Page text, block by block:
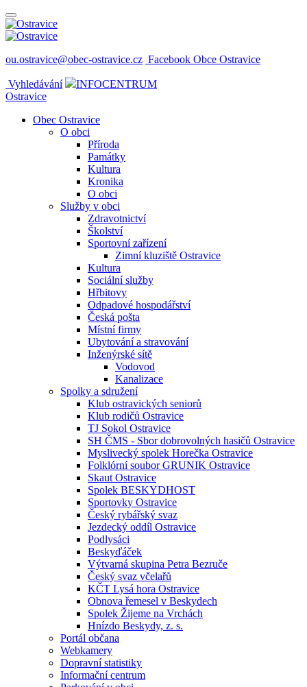
ou.ostravice@obec-ostravice.cz Facebook Obce Ostravice
Vyhledávání
INFOCENTRUM
Ostravice
Obec Ostravice
O obci
Příroda
Památky
Kultura
Kronika
O obci
Služby v obci
Zdravotnictví
Školství
Sportovní zařízení
Zimní kluziště Ostravice
Kultura
Sociální služby
Hřbitovy
Odpadové hospodářství
Česká pošta
Místní firmy
Ubytování a stravování
Inženýrské sítě
Vodovod
Kanalizace
Spolky a sdružení
Klub ostravických seniorů
Klub rodičů Ostravice
TJ Sokol Ostravice
SH ČMS - Sbor dobrovolných hasičů Ostravice
Myslivecký spolek Horečka Ostravice
Folklórní soubor GRUNIK Ostravice
Skaut Ostravice
Spolek BESKYDHOST
Sportovky Ostravice
Český rybářský svaz
Jezdecký oddíl Ostravice
Podlysáci
Beskyďáček
Výtvarná skupina Petra Bezruče
Český svaz včelařů
KČT Lysá hora Ostravice
Obnova řemesel v Beskydech
Spolek Žijeme na Vrchách
Hnízdo Beskydy, z. s.
Portál občana
Webkamery
Dopravní statistiky
Informační centrum